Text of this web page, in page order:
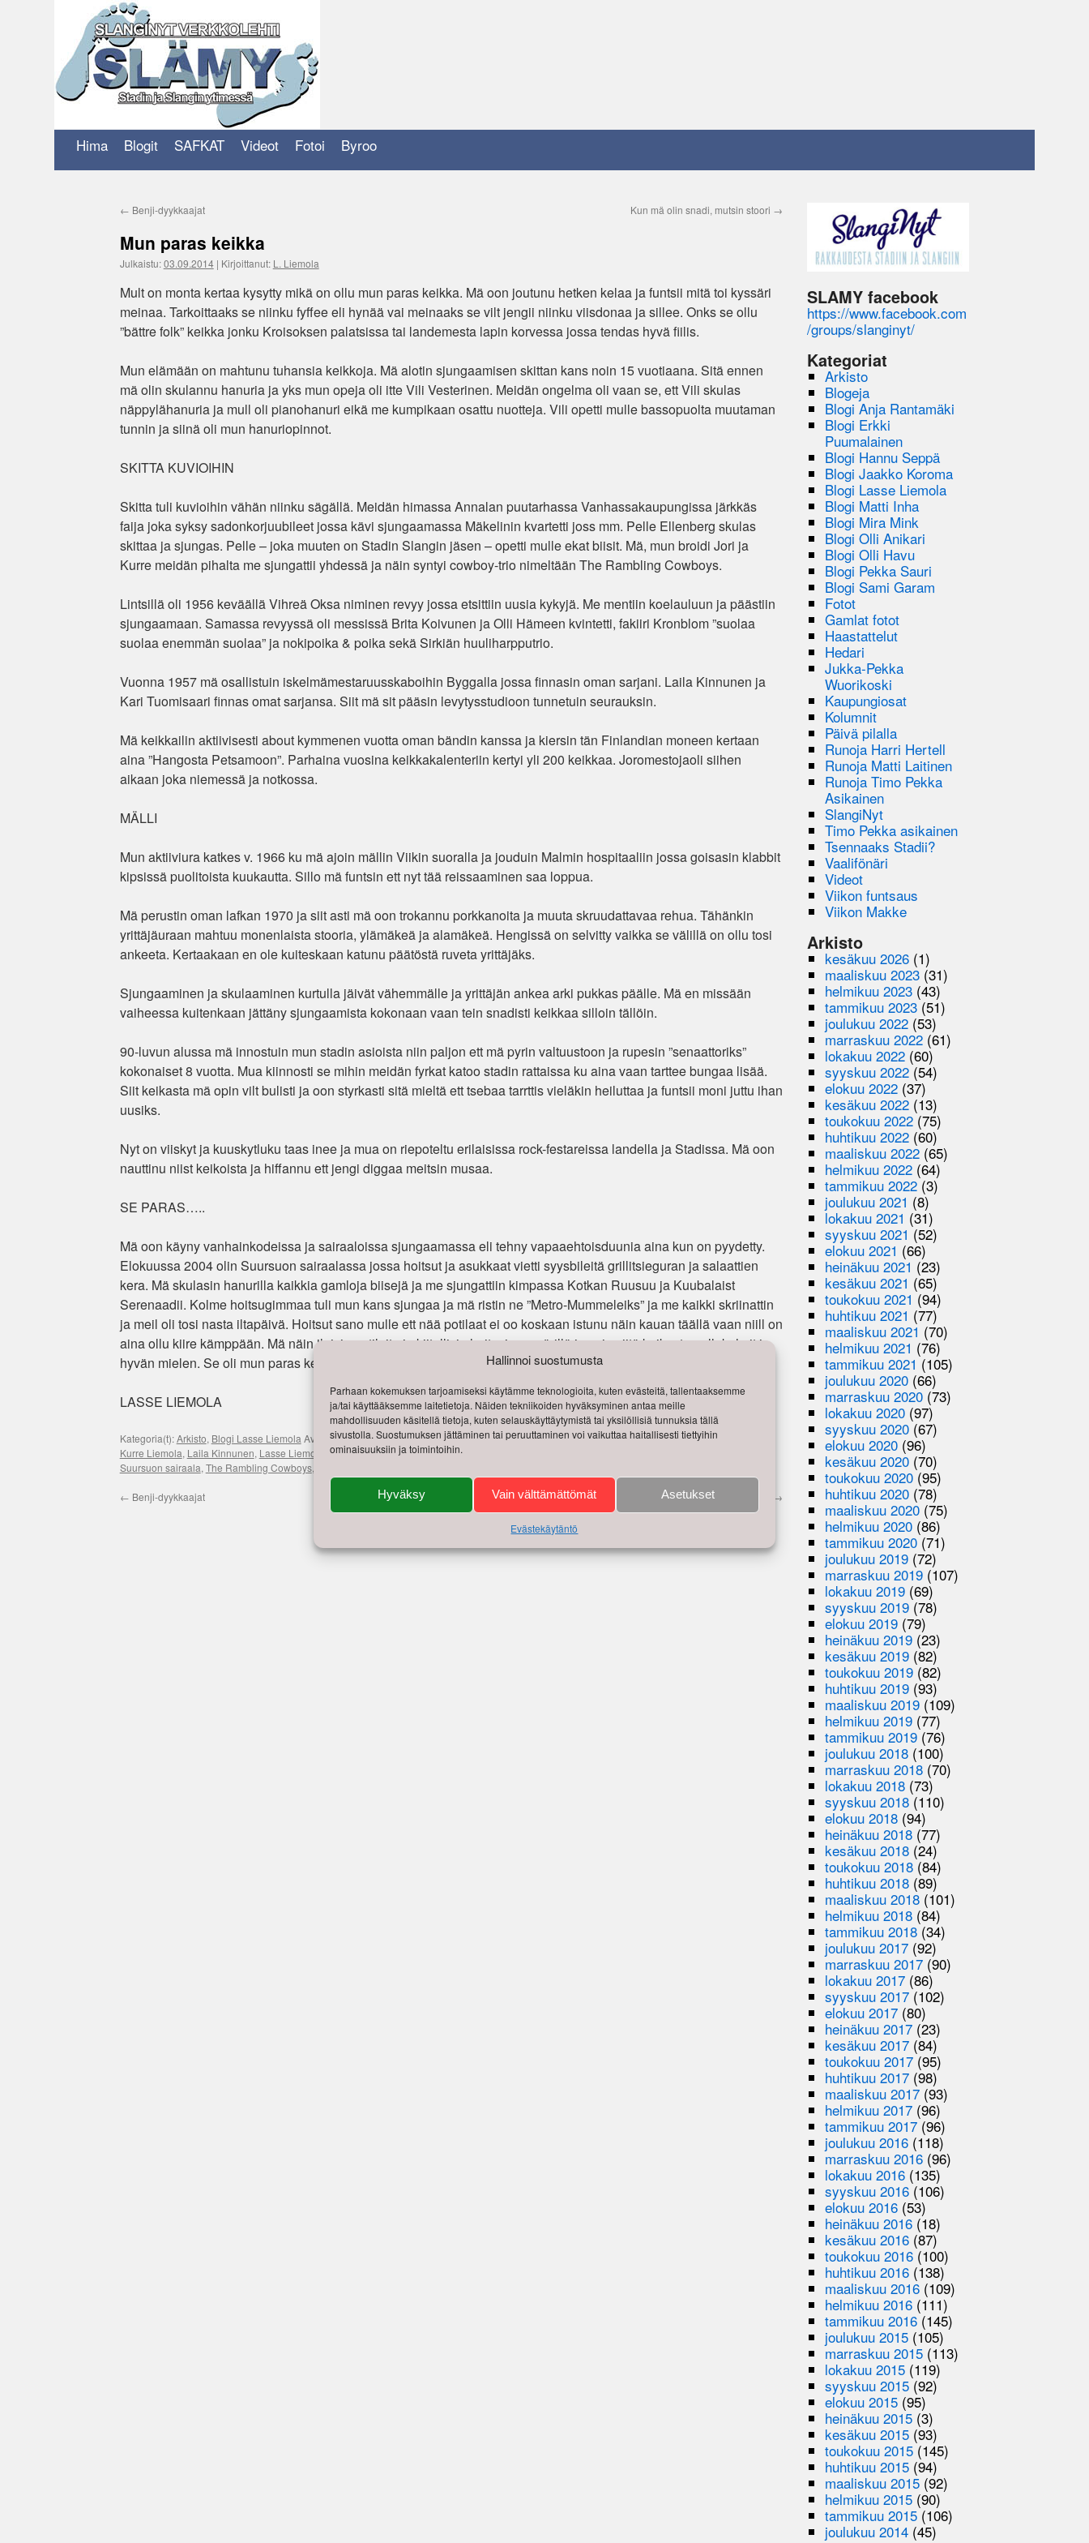
Hallinnoi suostumusta
Parhaan kokemuksen tarjoamiseksi käytämme teknologioita, kuten evästeitä, tallentaaksemme
ja/tai käyttääksemme laitetietoja. Näiden tekniikoiden hyväksyminen antaa meille
mahdollisuuden käsitellä tietoja, kuten selauskäyttäytymistä tai yksilöllisiä tunnuksia tällä
sivustolla. Suostumuksen jättäminen tai peruuttaminen voi vaikuttaa haitallisesti tiettyihin
ominaisuuksiin ja toimintoihin.
Hyväksy Vain välttämättömät Asetukset
Evästekäytäntö
Hima Blogit SAFKAT Videot Fotoi Byroo
← Benji-dyykkaajat Kun mä olin snadi, mutsin stoori →
Mun paras keikka
Julkaistu:03.09.2014| Kirjoittanut: L. Liemola
Mult on monta kertaa kysytty mikä on ollu mun paras keikka. Mä oon joutunu hetken kelaa ja funtsii mitä toi kyssäri
meinaa. Tarkoittaaks se niinku fyffee eli hynää vai meinaaks se vilt jengii niinku viisdonaa ja sillee. Onks se ollu
”bättre folk” keikka jonku Kroisoksen palatsissa tai landemesta lapin korvessa jossa tendas hyvä fiilis.
Mun elämään on mahtunu tuhansia keikkoja. Mä alotin sjungaamisen skittan kans noin 15 vuotiaana. Sitä ennen
mä olin skulannu hanuria ja yks mun opeja oli itte Vili Vesterinen. Meidän ongelma oli vaan se, ett Vili skulas
näppylähanuria ja mull oli pianohanuri eikä me kumpikaan osattu nuotteja. Vili opetti mulle bassopuolta muutaman
tunnin ja siinä oli mun hanuriopinnot.
SKITTA KUVIOIHIN
Skitta tuli kuvioihin vähän niinku sägällä. Meidän himassa Annalan puutarhassa Vanhassakaupungissa järkkäs
faija joka syksy sadonkorjuubileet jossa kävi sjungaamassa Mäkelinin kvartetti joss mm. Pelle Ellenberg skulas
skittaa ja sjungas. Pelle – joka muuten on Stadin Slangin jäsen – opetti mulle ekat biisit. Mä, mun broidi Jori ja
Kurre meidän pihalta me sjungattii yhdessä ja näin syntyi cowboy-trio nimeltään The Rambling Cowboys.
Lintsillä oli 1956 keväällä Vihreä Oksa niminen revyy jossa etsittiin uusia kykyjä. Me mentiin koelauluun ja päästiin
sjungaamaan. Samassa revyyssä oli messissä Brita Koivunen ja Olli Hämeen kvintetti, fakiiri Kronblom ”suolaa
suolaa enemmän suolaa” ja nokipoika & poika sekä Sirkiän huuliharpputrio.
Vuonna 1957 mä osallistuin iskelmämestaruusskaboihin Byggalla jossa finnasin oman sarjani. Laila Kinnunen ja
Kari Tuomisaari finnas omat sarjansa. Siit mä sit pääsin levytysstudioon tunnetuin seurauksin.
Mä keikkailin aktiivisesti about kymmenen vuotta oman bändin kanssa ja kiersin tän Finlandian moneen kertaan
aina ”Hangosta Petsamoon”. Parhaina vuosina keikkakalenteriin kertyi yli 200 keikkaa. Joromestojaoli siihen
aikaan joka niemessä ja notkossa.
MÄLLI
Mun aktiiviura katkes v. 1966 ku mä ajoin mällin Viikin suoralla ja jouduin Malmin hospitaaliin jossa goisasin klabbit
kipsissä puolitoista kuukautta. Sillo mä funtsin ett nyt tää reissaaminen saa loppua.
Mä perustin oman lafkan 1970 ja siit asti mä oon trokannu porkkanoita ja muuta skruudattavaa rehua. Tähänkin
yrittäjäuraan mahtuu monenlaista stooria, ylämäkeä ja alamäkeä. Hengissä on selvitty vaikka se välillä on ollu tosi
ankeeta. Kertaakaan en ole kuiteskaan katunu päätöstä ruveta yrittäjäks.
Sjungaaminen ja skulaaminen kurtulla jäivät vähemmälle ja yrittäjän ankea arki pukkas päälle. Mä en missään
vaiheessa kuitenkaan jättäny sjungaamista kokonaan vaan tein snadisti keikkaa silloin tällöin.
90-luvun alussa mä innostuin mun stadin asioista niin paljon ett mä pyrin valtuustoon ja rupesin ”senaattoriks”
kokonaiset 8 vuotta. Mua kiinnosti se mihin meidän fyrkat katoo stadin rattaissa ku aina vaan tarttee bungaa lisää.
Siit keikasta mä opin vilt bulisti ja oon styrkasti sitä mieltä ett tsebaa tarrttis vieläkin heiluttaa ja funtsii moni juttu ihan
uusiks.
Nyt on viiskyt ja kuuskytluku taas inee ja mua on riepoteltu erilaisissa rock-festareissa landella ja Stadissa. Mä oon
nauttinu niist keikoista ja hiffannu ett jengi diggaa meitsin musaa.
SE PARAS…..
Mä oon käyny vanhainkodeissa ja sairaaloissa sjungaamassa eli tehny vapaaehtoisduunia aina kun on pyydetty.
Elokuussa 2004 olin Suursuon sairaalassa jossa hoitsut ja asukkaat vietti syysbileitä grillitsieguran ja salaattien
kera. Mä skulasin hanurilla kaikkia gamloja biisejä ja me sjungattiin kimpassa Kotkan Ruusuu ja Kuubalaist
Serenaadii. Kolme hoitsugimmaa tuli mun kans sjungaa ja mä ristin ne ”Metro-Mummeleiks” ja me kaikki skriinattin
ja meil oli tosi nasta iltapäivä. Hoitsut sano mulle ett nää potilaat ei oo koskaan istunu näin kauan täällä vaan niill on
aina ollu kiire kämppään. Mä näin iloisia potilaita ja kiitollisia hoitsuja ympärillä ja sain siitä keikasta pullakahvit ja
hyvän mielen. Se oli mun paras keikka.
LASSE LIEMOLA
Kategoria(t):Arkisto, Blogi Lasse Liemola Avainsana(t):Annalan puutarha,Brita Koivunen,Bygga,Fakiiri Kronblom,Jori Liemola,Kari Tuomisaari
Kurre Liemola, Laila Kinnunen, Lasse Liemola Linnanmäki,Lintsi,Nokipoika & Poika
Suursuon sairaala, The Rambling Cowboys,
← Benji-dyykkaajat Kun mä olin snadi, mutsin stoori →
SLAMY facebook
https://www.facebook.com
/groups/slanginyt/
Kategoriat
Arkisto
Blogeja
Blogi Anja Rantamäki
Blogi Erkki
Puumalainen
Blogi Hannu Seppä
Blogi Jaakko Koroma
Blogi Lasse Liemola
Blogi Matti Inha
Blogi Mira Mink
Blogi Olli Anikari
Blogi Olli Havu
Blogi Pekka Sauri
Blogi Sami Garam
Fotot
Gamlat fotot
Haastattelut
Hedari
Jukka-Pekka
Wuorikoski
Kaupungiosat
Kolumnit
Päivä pilalla
Runoja Harri Hertell
Runoja Matti Laitinen
Runoja Timo Pekka
Asikainen
SlangiNyt
Timo Pekka asikainen
Tsennaaks Stadii?
Vaalifönäri
Videot
Viikon funtsaus
Viikon Makke
Arkisto
kesäkuu 2026 (1)
maaliskuu 2023 (31)
helmikuu 2023 (43)
tammikuu 2023(51)
joulukuu 2022 (53)
marraskuu 2022 (61)
lokakuu 2022 (60)
syyskuu 2022(54)
elokuu 2022 (37)
kesäkuu 2022 (13)
toukokuu 2022(75)
huhtikuu 2022 (60)
maaliskuu 2022 (65)
helmikuu 2022 (64)
tammikuu 2022(3)
joulukuu 2021 (8)
lokakuu 2021 (31)
syyskuu 2021 (52)
elokuu 2021 (66)
heinäkuu 2021 (23)
kesäkuu 2021 (65)
toukokuu 2021 (94)
huhtikuu 2021 (77)
maaliskuu 2021 (70)
helmikuu 2021 (76)
tammikuu 2021 (105)
joulukuu 2020 (66)
marraskuu 2020 (73)
lokakuu 2020 (97)
syyskuu 2020(67)
elokuu 2020 (96)
kesäkuu 2020 (70)
toukokuu 2020(95)
huhtikuu 2020 (78)
maaliskuu 2020 (75)
helmikuu 2020 (86)
tammikuu 2020(71)
joulukuu 2019 (72)
marraskuu 2019 (107)
lokakuu 2019 (69)
syyskuu 2019(78)
elokuu 2019 (79)
heinäkuu 2019 (23)
kesäkuu 2019 (82)
toukokuu 2019(82)
huhtikuu 2019 (93)
maaliskuu 2019 (109)
helmikuu 2019 (77)
tammikuu 2019(76)
joulukuu 2018 (100)
marraskuu 2018 (70)
lokakuu 2018 (73)
syyskuu 2018(110)
elokuu 2018 (94)
heinäkuu 2018 (77)
kesäkuu 2018 (24)
toukokuu 2018(84)
huhtikuu 2018 (89)
maaliskuu 2018 (101)
helmikuu 2018 (84)
tammikuu 2018(34)
joulukuu 2017 (92)
marraskuu 2017 (90)
lokakuu 2017 (86)
syyskuu 2017(102)
elokuu 2017 (80)
heinäkuu 2017 (23)
kesäkuu 2017 (84)
toukokuu 2017(95)
huhtikuu 2017 (98)
maaliskuu 2017 (93)
helmikuu 2017 (96)
tammikuu 2017(96)
joulukuu 2016 (118)
marraskuu 2016 (96)
lokakuu 2016 (135)
syyskuu 2016(106)
elokuu 2016 (53)
heinäkuu 2016 (18)
kesäkuu 2016 (87)
toukokuu 2016(100)
huhtikuu 2016 (138)
maaliskuu 2016 (109)
helmikuu 2016 (111)
tammikuu 2016(145)
joulukuu 2015 (105)
marraskuu 2015 (113)
lokakuu 2015 (119)
syyskuu 2015(92)
elokuu 2015 (95)
heinäkuu 2015 (3)
kesäkuu 2015 (93)
toukokuu 2015(145)
huhtikuu 2015 (94)
maaliskuu 2015 (92)
helmikuu 2015 (90)
tammikuu 2015(106)
joulukuu 2014 (45)